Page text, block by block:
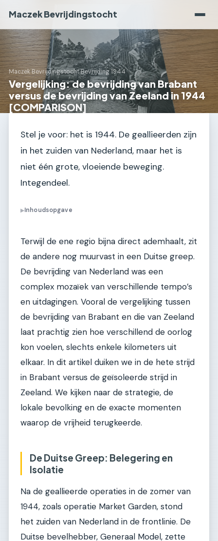
Maczek Bevrijdingstocht
Maczek Bevrijdingstocht›Bevrijding 1944
Vergelijking: de bevrijding van Brabant
versus de bevrijding van Zeeland in 1944
[COMPARISON]
Stel je voor: het is 1944. De geallieerden zijn
in het zuiden van Nederland, maar het is
niet één grote, vloeiende beweging.
Integendeel.
▶Inhoudsopgave
Terwijl de ene regio bijna direct ademhaalt, zit
de andere nog muurvast in een Duitse greep.
De bevrijding van Nederland was een
complex mozaïek van verschillende tempo’s
en uitdagingen. Vooral de vergelijking tussen
de bevrijding van Brabant en die van Zeeland
laat prachtig zien hoe verschillend de oorlog
kon voelen, slechts enkele kilometers uit
elkaar. In dit artikel duiken we in de hete strijd
in Brabant versus de geïsoleerde strijd in
Zeeland. We kijken naar de strategie, de
lokale bevolking en de exacte momenten
waarop de vrijheid terugkeerde.
De Duitse Greep: Belegering en
Isolatie
Na de geallieerde operaties in de zomer van
1944, zoals operatie Market Garden, stond
het zuiden van Nederland in de frontlinie. De
Duitse bevelhebber, Generaal Model, zette